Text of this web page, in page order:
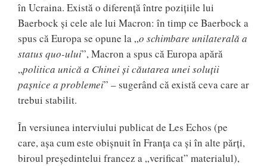
în Ucraina. Există o diferență între pozițiile lui
Baerbock și cele ale lui Macron: în timp ce Baerbock a
spus că Europa se opune la „o schimbare unilaterală a
status quo-ului”, Macron a spus că Europa apără
„politica unică a Chinei și căutarea unei soluții
pașnice a problemei” – sugerând că există ceva care ar
trebui stabilit.
În versiunea interviului publicat de Les Echos (pe
care, așa cum este obișnuit în Franța ca și în alte părți,
biroul președintelui francez a „verificat” materialul),